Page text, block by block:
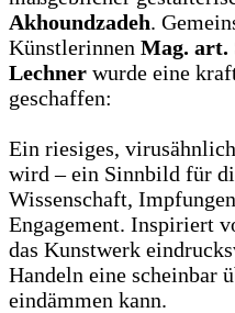
Akhoundzadeh.
Künstlerinnen Mag.
Lechner wurde eine
geschaffen:
Ein riesiges,
wird – ein Sinnbild für
Wissenschaft,
Engagement. Inspiriert
das Kunstwerk
Handeln eine scheinbar
eindämmen kann.